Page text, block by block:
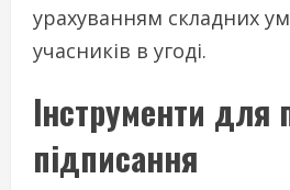
урахуванням складних
учасників в угоді.
Інструменти для
підписання